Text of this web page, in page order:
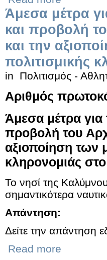
Άμεσα μέτρα
και προβολή
και την
πολιτισμικής
in Πολιτισμός -
Αριθμός
Άμεσα μέτρα για
προβολή του
αξιοποίηση των
κληρονομιάς
Το νησί της
σημαντικότερα
Απάντηση:
Δείτε την απάντηση
Read more